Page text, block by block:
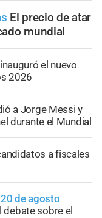
El precio de atar
mundial
el nuevo
2026
a Jorge Messi y
durante el Mundial
a fiscales
de agosto
sobre el